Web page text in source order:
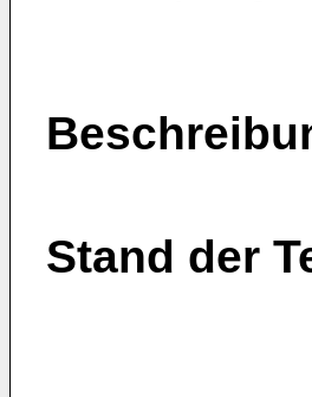
Stand der